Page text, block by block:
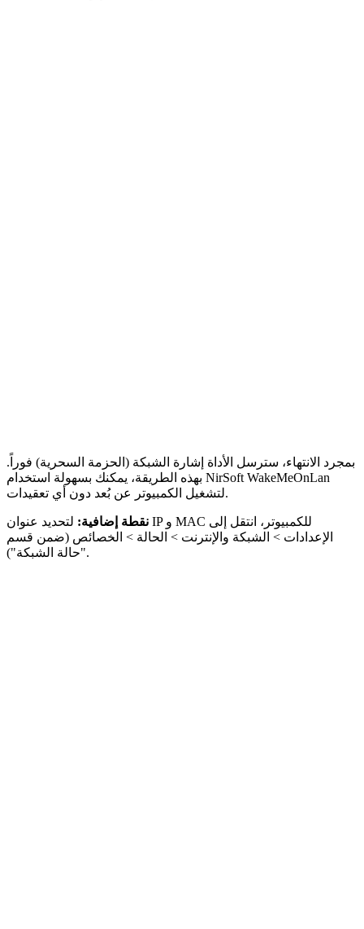
بمجرد الانتهاء، سترسل الأداة إشارة الشبكة (الحزمة السحرية) فوراً.
بهذه الطريقة، يمكنك بسهولة استخدام NirSoft WakeMeOnLan
لتشغيل الكمبيوتر عن بُعد دون أي تعقيدات.
نقطة إضافية: لتحديد عنوان IP و MAC للكمبيوتر، انتقل إلى
الإعدادات > الشبكة والإنترنت > الحالة > الخصائص (ضمن قسم
"حالة الشبكة").